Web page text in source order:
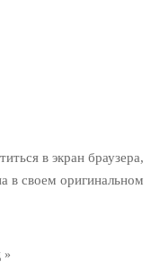
»
в экран браузера,
в своем оригинальном